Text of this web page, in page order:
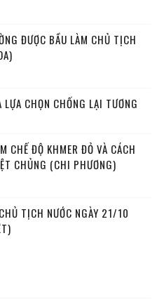
ĐƯỢC BẦU LÀM CHỦ TỊCH
CHỌN CHỐNG LẠI TƯƠNG
CHẾ ĐỘ KHMER ĐỎ VÀ CÁCH
CHỦNG (CHI PHƯƠNG)
TỊCH NƯỚC NGÀY 21/10